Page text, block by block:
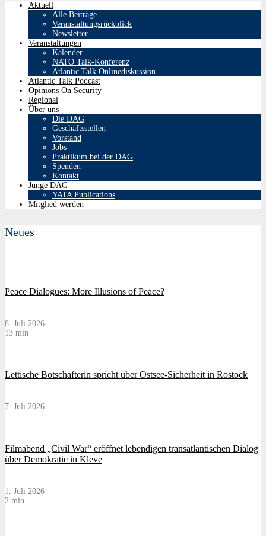
Aktuell
Alle Beiträge
Veranstaltungsrückblick
Newsletter
Veranstaltungen
Kalender
NATO Talk-Konferenz
Atlantic Talk Onlinediskussion
Atlantic Talk Podcast
Opinions On Security
Regional
Über uns
Die DAG
Geschäftsstellen
Vorstand
Jobs
Praktikum bei der DAG
Spenden
Kontakt
Junge DAG
YATA Publications
Mitglied werden
Neues
Peace Dialogues: More Illusions of Peace?
8. Juli 2026
13 min
Lettische Botschafterin spricht über Ostsee-Sicherheit in Rostock
7. Juli 2026
Filmabend „Civil War“ eröffnet lebendigen transatlantischen Dialog
über Demokratie in Kleve
1. Juli 2026
2 min